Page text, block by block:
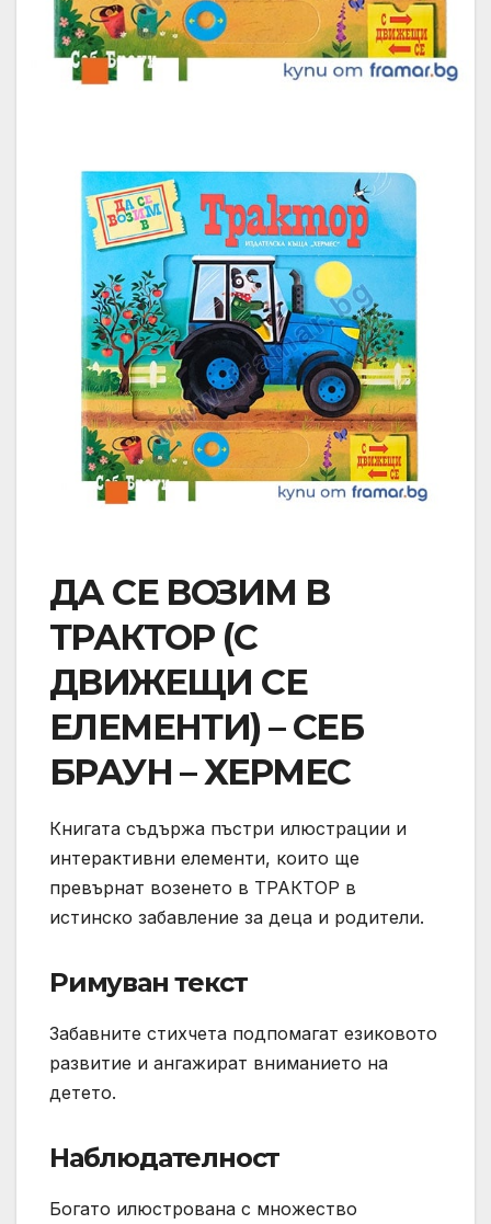
ДА СЕ ВОЗИМ В
ТРАКТОР (С
ДВИЖЕЩИ СЕ
ЕЛЕМЕНТИ) – СЕБ
БРАУН – ХЕРМЕС
Книгата съдържа пъстри илюстрации и
интерактивни елементи, които ще
превърнат возенето в ТРАКТОР в
истинско забавление за деца и родители.
Римуван текст
Забавните стихчета подпомагат езиковото
развитие и ангажират вниманието на
детето.
Наблюдателност
Богато илюстрована с множество